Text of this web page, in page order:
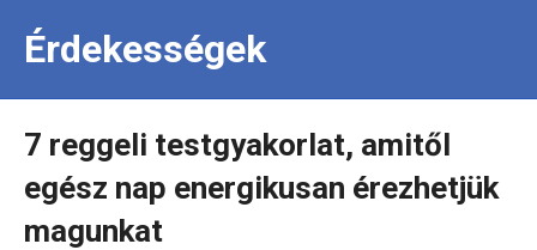
Érdekességek
7 reggeli testgyakorlat, amitől
egész nap energikusan érezhetjük
magunkat